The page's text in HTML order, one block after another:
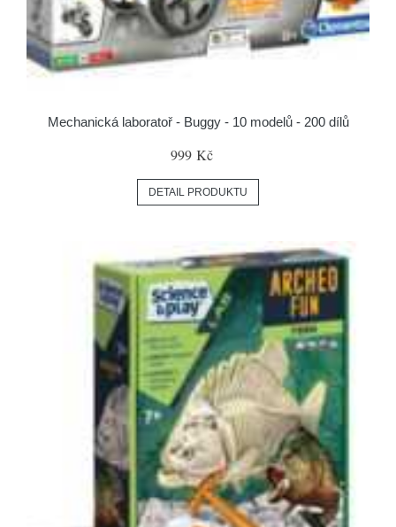
Mechanická laboratoř - Buggy - 10 modelů - 200 dílů
999 Kč
DETAIL PRODUKTU